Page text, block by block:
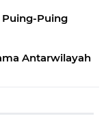
Puing-Puing
Antarwilayah